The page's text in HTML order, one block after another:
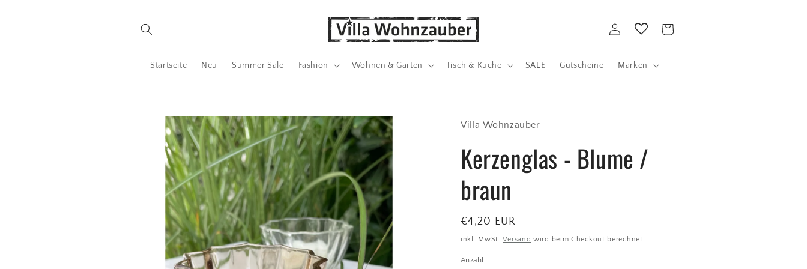
Startseite Neu Summer Sale Fashion Wohnen & Garten Tisch & Küche SALE Gutscheine Marken
Einloggen Warenkorb
Produktinformationen
Villa Wohnzauber
Kerzenglas - Blume /
braun
Normaler
Preis
€4,20 EUR
inkl. MwSt.Versand wird beim Checkout berechnet
Anzahl